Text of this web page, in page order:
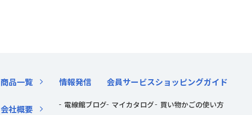
商品一覧
会社概要
情報発信
電線館ブログ
会員サービス
マイカタログ
ショッピングガイド
買い物かごの使い方